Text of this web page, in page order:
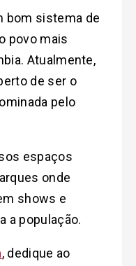
bom sistema de
povo mais
Atualmente,
de ser o
pelo
espaços
onde
shows e
a população.
, dedique ao